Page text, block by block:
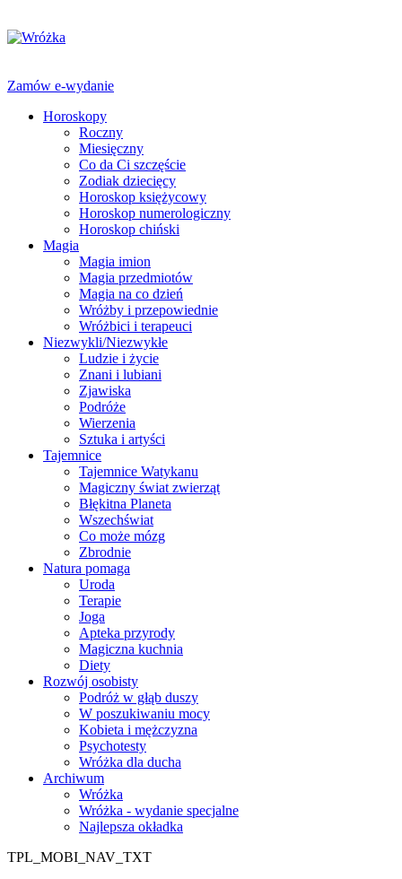
Zamów e-wydanie
Horoskopy
Roczny
Miesięczny
Co da Ci szczęście
Zodiak dziecięcy
Horoskop księżycowy
Horoskop numerologiczny
Horoskop chiński
Magia
Magia imion
Magia przedmiotów
Magia na co dzień
Wróżby i przepowiednie
Wróżbici i terapeuci
Niezwykli/Niezwykłe
Ludzie i życie
Znani i lubiani
Zjawiska
Podróże
Wierzenia
Sztuka i artyści
Tajemnice
Tajemnice Watykanu
Magiczny świat zwierząt
Błękitna Planeta
Wszechświat
Co może mózg
Zbrodnie
Natura pomaga
Uroda
Terapie
Joga
Apteka przyrody
Magiczna kuchnia
Diety
Rozwój osobisty
Podróż w głąb duszy
W poszukiwaniu mocy
Kobieta i mężczyzna
Psychotesty
Wróżka dla ducha
Archiwum
Wróżka
Wróżka - wydanie specjalne
Najlepsza okładka
TPL_MOBI_NAV_TXT